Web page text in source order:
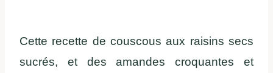
Cette recette de couscous aux raisins secs
sucrés, et des amandes croquantes et